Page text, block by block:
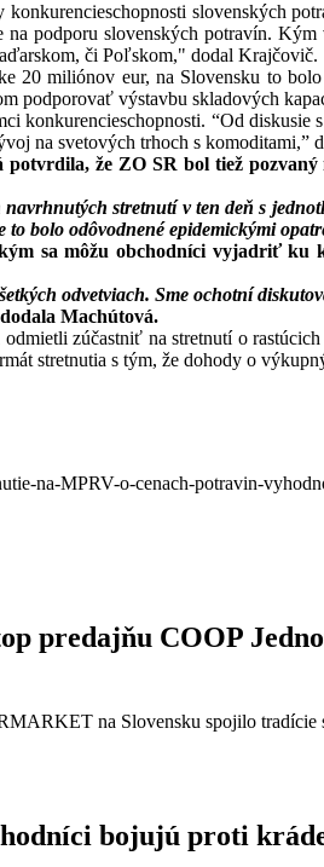
slovenských
podporu slovenských potravín.
či Poľskom," dodal Krajčovič.
20 miliónov eur, na Slovensku to
podporovať výstavbu skladových
konkurencieschopnosti. “Od
na svetových trhoch s komoditami,”
že ZO SR bol tiež pozvaný
navrhnutých stretnutí v ten deň s
bolo odôvodnené epidemickými
sa môžu obchodníci vyjadriť ku
odvetviach. Sme ochotní
dodala Machútová.
zúčastniť na stretnutí o
stretnutia s tým, že dohody o
na-MPRV-o-cenach-potravin-
predajňu COOP
na Slovensku spojilo
bojujú proti